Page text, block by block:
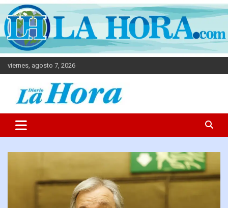
viernes, agosto 7, 2026
Diario La Hora